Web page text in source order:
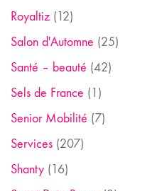
Royaltiz (12)
Salon d'Automne (25)
Santé – beauté (42)
Sels de France (1)
Senior Mobilité (7)
Services (207)
Shanty (16)